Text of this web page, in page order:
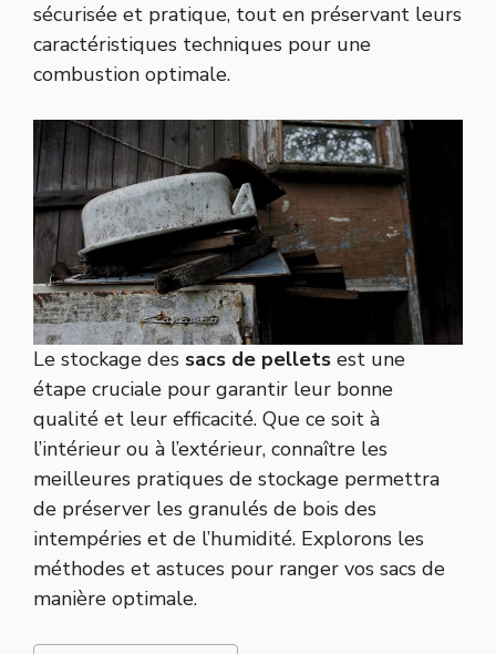
sécurisée et pratique, tout en préservant leurs
caractéristiques techniques pour une
combustion optimale.
Le stockage des sacs de pellets est une
étape cruciale pour garantir leur bonne
qualité et leur efficacité. Que ce soit à
l’intérieur ou à l’extérieur, connaître les
meilleures pratiques de stockage permettra
de préserver les granulés de bois des
intempéries et de l’humidité. Explorons les
méthodes et astuces pour ranger vos sacs de
manière optimale.